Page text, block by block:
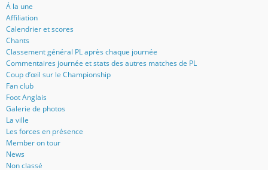
Á la une
Affiliation
Calendrier et scores
Chants
Classement général PL après chaque journée
Commentaires journée et stats des autres matches de PL
Coup d’œil sur le Championship
Fan club
Foot Anglais
Galerie de photos
La ville
Les forces en présence
Member on tour
News
Non classé